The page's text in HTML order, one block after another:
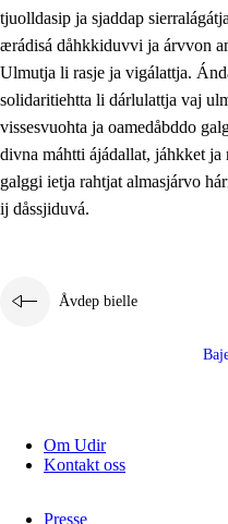
tjuolldasip ja sjaddap
ærádisá dåhkkiduvvi ja árvvon
Ulmutja li rasje ja vigálattja.
solidaritiehtta li dárlulattja vaj
vissesvuohta ja oamedåbddo
divna máhtti ájádallat, jáhkket
galggi ietja rahtjat almasjárvo
ij dåssjiduvá.
Åvdep bielle
Om Udir
Kontakt oss
Presse